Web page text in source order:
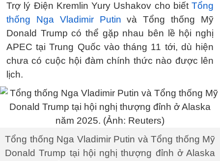
Trợ lý Điện Kremlin Yury Ushakov cho biết Tổng
thống Nga Vladimir Putin và Tổng thống Mỹ
Donald Trump có thể gặp nhau bên lề hội nghị
APEC tại Trung Quốc vào tháng 11 tới, dù hiện
chưa có cuộc hội đàm chính thức nào được lên
lịch.
Tổng thống Nga Vladimir Putin và Tổng thống Mỹ
Donald Trump tại hội nghị thượng đỉnh ở Alaska